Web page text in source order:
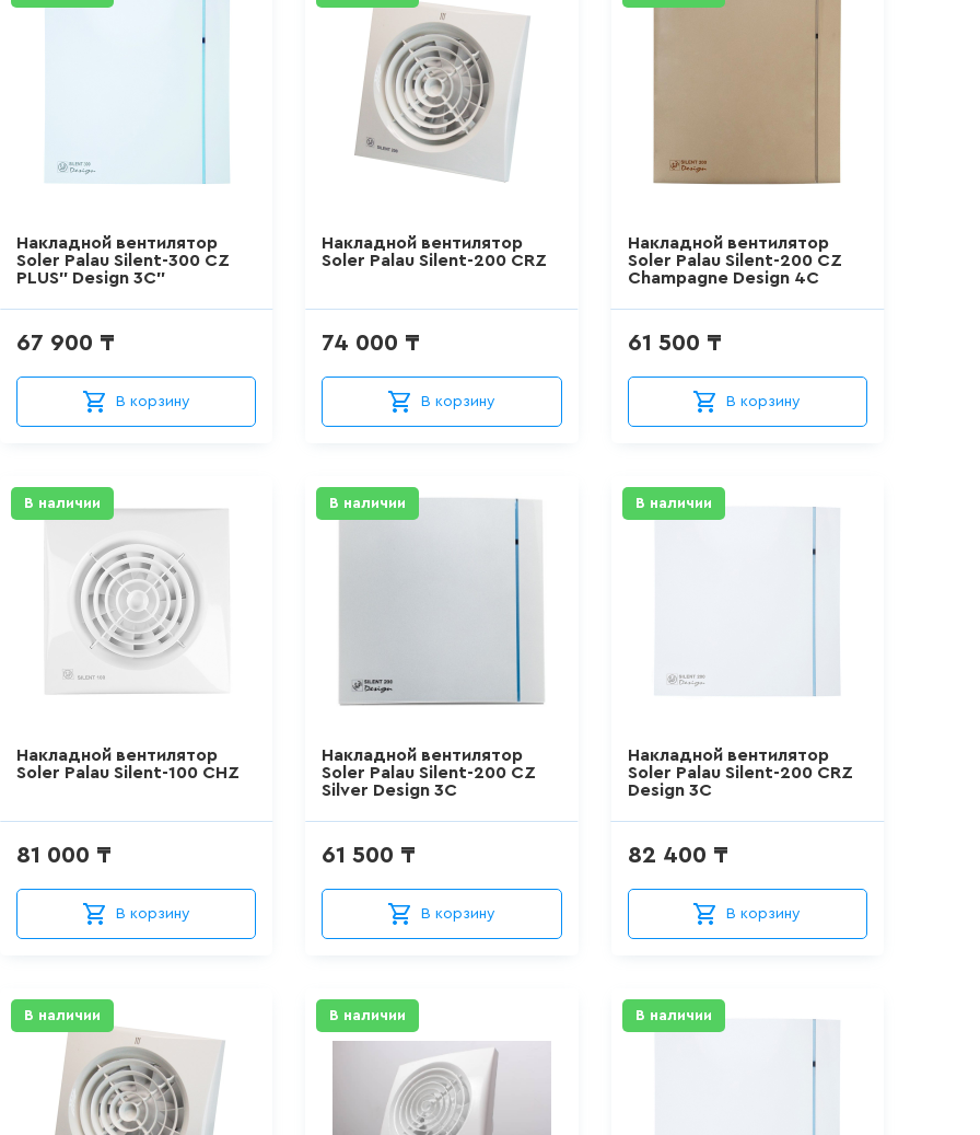
Накладной вентилятор
Soler Palau Silent-300 CZ
PLUS" Design 3C"
67 900 ₸
В корзину
Накладной вентилятор
Soler Palau Silent-200 CRZ
74 000 ₸
В корзину
Накладной вентилятор
Soler Palau Silent-200 CZ
Champagne Design 4C
61 500 ₸
В корзину
В наличии
Накладной вентилятор
Soler Palau Silent-100 CHZ
81 000 ₸
В корзину
В наличии
Накладной вентилятор
Soler Palau Silent-200 CZ
Silver Design 3C
61 500 ₸
В корзину
В наличии
Накладной вентилятор
Soler Palau Silent-200 CRZ
Design 3C
82 400 ₸
В корзину
В наличии В наличии В наличии